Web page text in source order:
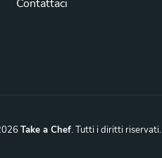
Contattaci
Take a Chef. Tutti i diritti riservati.